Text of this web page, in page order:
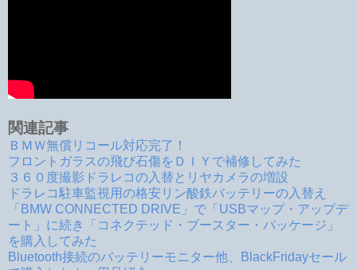
関連記事
ＢＭＷ無償リコール対応完了！
フロントガラスの飛び石傷をＤＩＹで補修してみた
３６０度撮影ドラレコの入替とリヤカメラの増設
ドラレコ駐車監視用の格安リン酸鉄バッテリーの入替え
「BMW CONNECTED DRIVE」で「USBマップ・アップデ
ート」に続き「コネクテッド・ブースター・パッケージ」
を購入してみた
Bluetooth接続のバッテリーモニター他、BlackFridayセール